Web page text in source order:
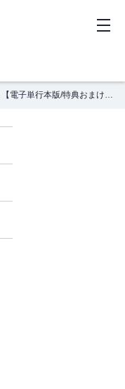
花嫁の座を奪われた忌み姫は楽しい亡命生活はじめます！【電子単行本版/特典おまけ付き】２